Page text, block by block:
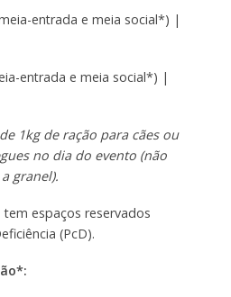
entrada e meia social*) |
entrada e meia social*) |
1kg de ração para cães ou
no dia do evento (não
granel).
espaços reservados
(PcD).